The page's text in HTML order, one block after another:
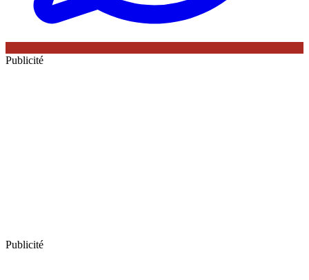
Publicité
Publicité